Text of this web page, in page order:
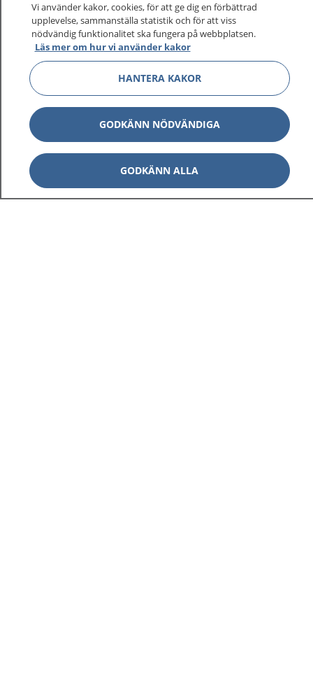
Vi använder kakor, cookies, för att ge dig en förbättrad
upplevelse, sammanställa statistik och för att viss
nödvändig funktionalitet ska fungera på webbplatsen.
Läs mer om hur vi använder kakor
HANTERA KAKOR
GODKÄNN NÖDVÄNDIGA
GODKÄNN ALLA